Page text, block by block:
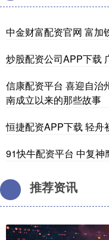
中金财富配资官网 富加
炒股配资公司APP下载
信康配资平台 喜迎自治
南成立以来的那些故事
恒捷配资APP下载 轻舟
91快牛配资平台 中复
推荐资讯